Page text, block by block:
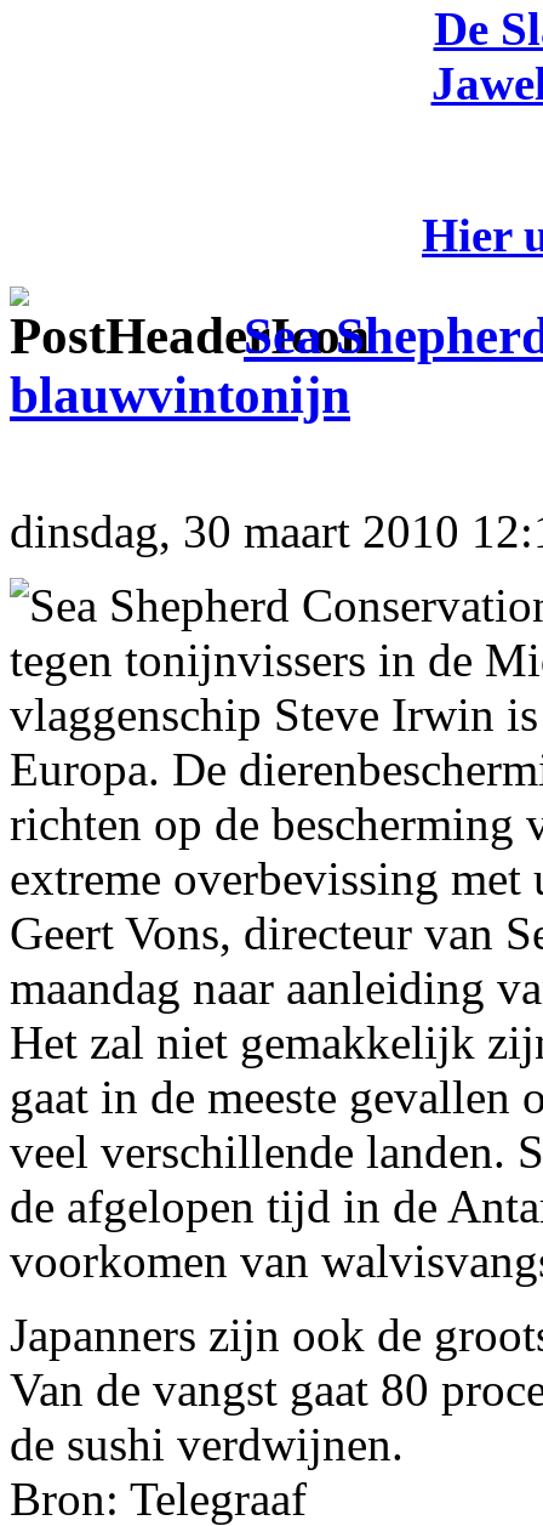
De
Hier
Sea
blauwvintonijn
dinsdag, 30 maart 2010
Sea Shepherd
tegen tonijnvissers in de
vlaggenschip Steve Irwin
Europa. De
richten op de
extreme overbevissing
Geert Vons, directeur van
maandag naar aanleiding
Het zal niet gemakkelijk
gaat in de meeste gevallen
veel verschillende landen.
de afgelopen tijd in de
voorkomen van
Japanners zijn ook de
Van de vangst gaat 80
de sushi verdwijnen.
Bron: Telegraaf